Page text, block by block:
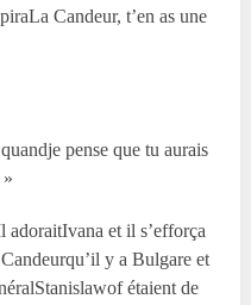
Candeur, t’en as une
pense que tu aurais
et il s’efforça
y a Bulgare et
étaient de